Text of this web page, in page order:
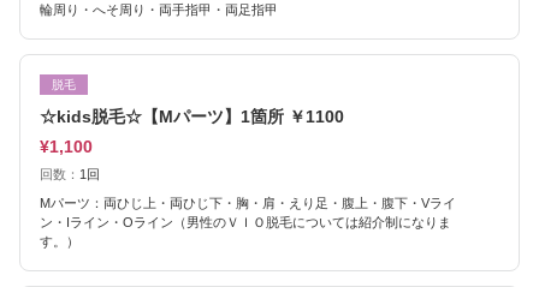
輪周り・へそ周り・両手指甲・両足指甲
脱毛
☆kids脱毛☆【Mパーツ】1箇所 ￥1100
¥1,100
回数： 1回
Mパーツ：両ひじ上・両ひじ下・胸・肩・えり足・腹上・腹下・Vライ
ン・Iライン・Oライン（男性のＶＩＯ脱毛については紹介制になりま
す。）